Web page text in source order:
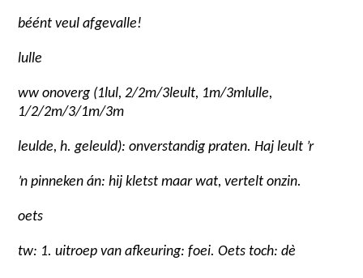
béént veul afgevalle!
lulle
ww onoverg (1lul,2/2m/3leult, 1m/3mlulle,
1/2/2m/3/1m/3m
leulde, h. geleuld): onverstandig praten. Haj leult ’r
’n pinneken án: hij kletst maar wat, vertelt onzin.
oets
tw: 1. uitroep van afkeuring: foei. Oets toch: dè